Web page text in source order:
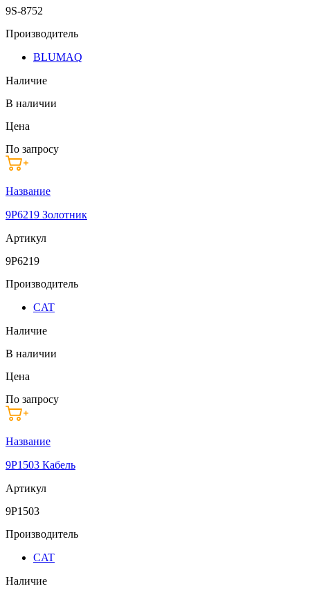
9S-8752
Производитель
BLUMAQ
Наличие
В наличии
Цена
По запросу
Название
9P6219 Золотник
Артикул
9P6219
Производитель
CAT
Наличие
В наличии
Цена
По запросу
Название
9P1503 Кабель
Артикул
9P1503
Производитель
CAT
Наличие